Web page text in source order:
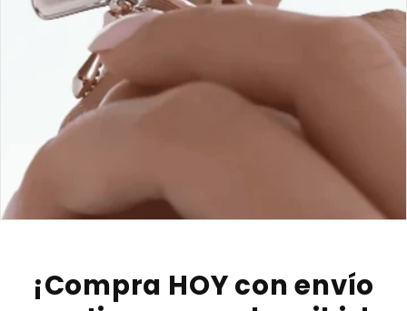
¡Compra HOY con envío